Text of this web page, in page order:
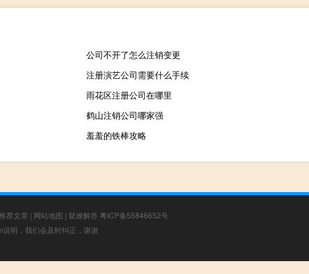
公司不开了怎么注销变更
注册演艺公司需要什么手续
雨花区注册公司在哪里
鹤山注销公司哪家强
羞羞的铁棒攻略
荐文章 | 网站地图 | 疑难解答 粤ICP备55846652号
明，我们会及时纠正，谢谢